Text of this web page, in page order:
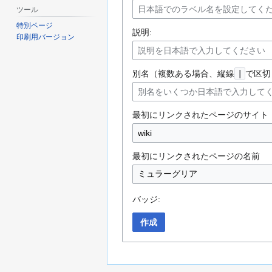
説明:
別名（複数ある場合、縦線 で区
最初にリンクされたページのサイト
最初にリンクされたページの名前
バッジ:
作成
ツール
特別ページ
印刷用バージョン